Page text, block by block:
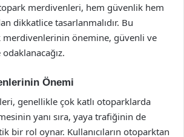
merdivenleri, hem güvenlik hem
dikkatlice tasarlanmalıdır. Bu
merdivenlerinin önemine, güvenli ve
Önemi
genellikle çok katlı otoparklarda
yanı sıra, yaya trafiğinin de
bir rol oynar. Kullanıcıların otoparktan